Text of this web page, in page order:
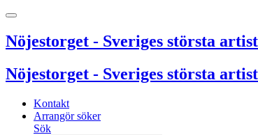
Nöjestorget - Sveriges största
Nöjestorget - Sveriges största
Kontakt
Arrangör söker
Sök